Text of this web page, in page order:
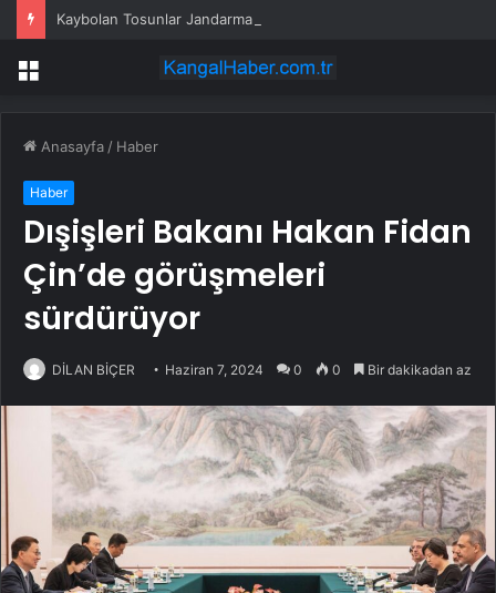
Kaybolan Tosunlar Jandarma Tarafından Bulundu
Menü
Anasayfa / Haber
Haber
Dışişleri Bakanı Hakan Fidan
Çin’de görüşmeleri
sürdürüyor
DİLAN BİÇER Haziran 7, 2024 0 0 Bir dakikadan az